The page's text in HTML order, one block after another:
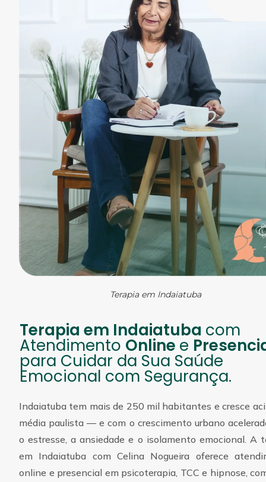
Terapia em Indaiatuba
Terapia em Indaiatuba com
Atendimento Online e
para Cuidar da Sua Saúde
Emocional com Segurança.
Indaiatuba tem mais de 250 mil habitantes e cresce
média paulista — e com o crescimento urbano
o estresse, a ansiedade e o isolamento emocional. A
em Indaiatuba com Celina Nogueira oferece
online e presencial em psicoterapia, TCC e hipnose,